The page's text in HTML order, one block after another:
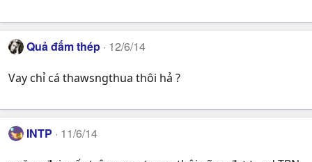
Quả đấm thép 12/6/14
Vay chỉ cá thawsngthua thôi hả ?
INTP 11/6/14